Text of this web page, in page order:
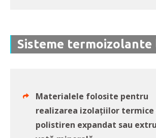
Sisteme termoizolante
Materialele folosite pentru
realizarea izolaţiilor termice
polistiren expandat sau